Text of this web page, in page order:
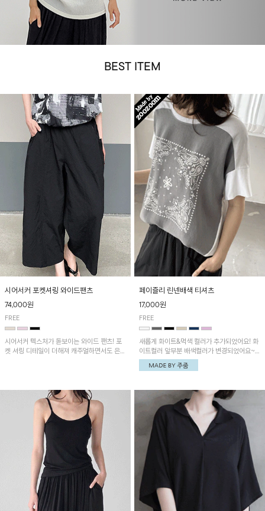
BEST ITEM
시어서커 포켓셔링 와이드팬츠
74,000원
FREE
시어서커 텍스처가 돋보이는 와이드 팬츠! 포
켓 셔링 디테일이 더해져 캐주얼하면서도 은은
아이템으로 활용하기 좋아요~
페이즐리 린넨배색 티셔츠
17,000원
FREE
새롭게 화이트&먹색 컬러가 추가되었어요! 화
이트컬러 앞부분 배색컬러가 변경되었어요~
중앙 린넨배색으로 유니크하면서 페이즐리 패
턴으로 감각적인 분위기를 연출이 가능한 티셔